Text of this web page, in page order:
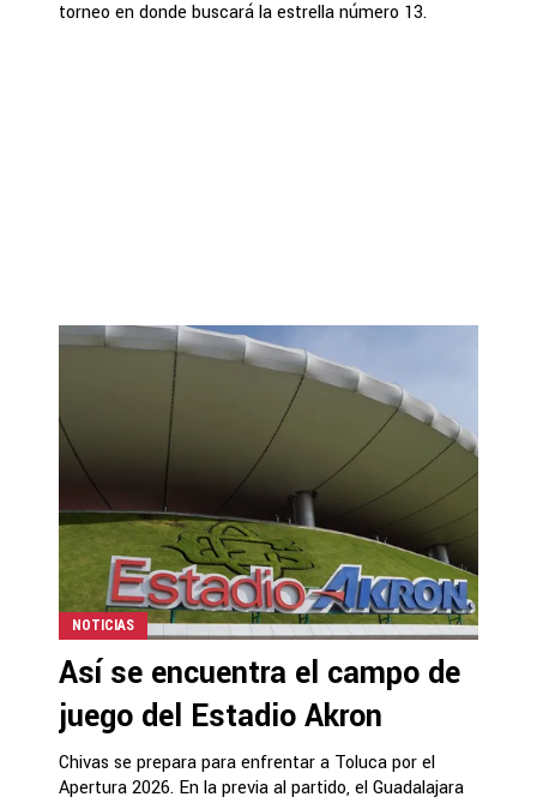
torneo en donde buscará la estrella número 13.
NOTICIAS
Así se encuentra el campo de
juego del Estadio Akron
Chivas se prepara para enfrentar a Toluca por el
Apertura 2026. En la previa al partido, el Guadalajara